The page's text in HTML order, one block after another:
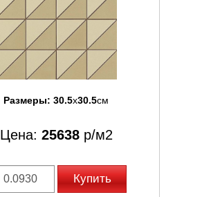
Размеры: 30.5x30.5см
Цена: 25638р/м2
Купить